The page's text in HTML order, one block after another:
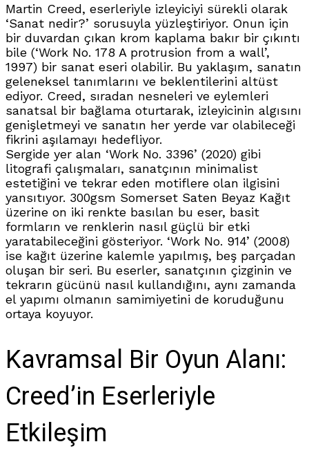
Martin Creed, eserleriyle izleyiciyi sürekli olarak
‘Sanat nedir?’ sorusuyla yüzleştiriyor. Onun için
bir duvardan çıkan krom kaplama bakır bir çıkıntı
bile (‘Work No. 178 A protrusion from a wall’,
1997) bir sanat eseri olabilir. Bu yaklaşım, sanatın
geleneksel tanımlarını ve beklentilerini altüst
ediyor. Creed, sıradan nesneleri ve eylemleri
sanatsal bir bağlama oturtarak, izleyicinin algısını
genişletmeyi ve sanatın her yerde var olabileceği
fikrini aşılamayı hedefliyor.
Sergide yer alan ‘Work No. 3396’ (2020) gibi
litografi çalışmaları, sanatçının minimalist
estetiğini ve tekrar eden motiflere olan ilgisini
yansıtıyor. 300gsm Somerset Saten Beyaz Kağıt
üzerine on iki renkte basılan bu eser, basit
formların ve renklerin nasıl güçlü bir etki
yaratabileceğini gösteriyor. ‘Work No. 914’ (2008)
ise kağıt üzerine kalemle yapılmış, beş parçadan
oluşan bir seri. Bu eserler, sanatçının çizginin ve
tekrarın gücünü nasıl kullandığını, aynı zamanda
el yapımı olmanın samimiyetini de koruduğunu
ortaya koyuyor.
Kavramsal Bir Oyun Alanı:
Creed’in Eserleriyle
Etkileşim